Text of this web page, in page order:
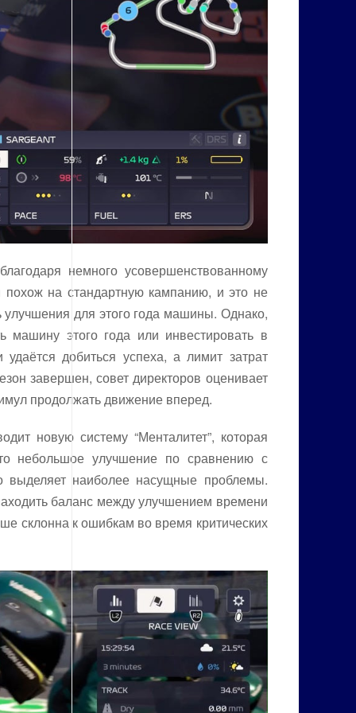
немного усовершенствованному
на стандартную кампанию, и это не
для этого года машины. Однако,
машину этого года или инвестировать в
добиться успеха, а лимит затрат
завершен, совет директоров оценивает
продолжать движение вперед.
новую систему “Менталитет”, которая
небольшое улучшение по сравнению с
выделяет наиболее насущные проблемы.
баланс между улучшением времени
склонна к ошибкам во время критических